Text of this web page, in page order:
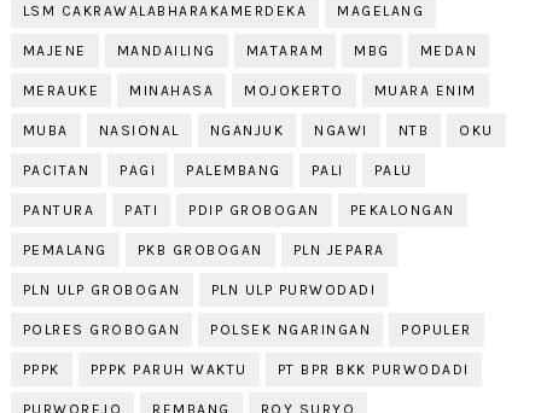
LSM CAKRAWALABHARAKAMERDEKA MAGELANG
MAJENE MANDAILING MATARAM MBG MEDAN
MERAUKE MINAHASA MOJOKERTO MUARA ENIM
MUBA NASIONAL NGANJUK NGAWI NTB OKU
PACITAN PAGI PALEMBANG PALI PALU
PANTURA PATI PDIP GROBOGAN PEKALONGAN
PEMALANG PKB GROBOGAN PLN JEPARA
PLN ULP GROBOGAN PLN ULP PURWODADI
POLRES GROBOGAN POLSEK NGARINGAN POPULER
PPPK PPPK PARUH WAKTU PT BPR BKK PURWODADI
PURWOREJO REMBANG ROY SURYO